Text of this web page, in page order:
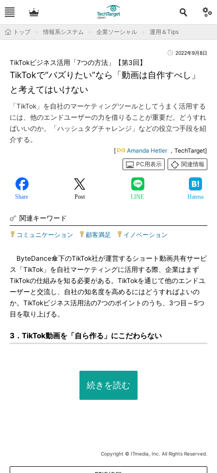
トップ 情報系システム 企業ソーシャル 運用＆Tips
2022年9月8日
TikTokで“バズりたい”なら「動画は自作すべし」
と考えてはいけない
TikTokビジネス活用「7つの方法」【第3回】
「TikTok」を自社のマーケティングツールとしてうまく活用する
には、他のエンドユーザーの力を借りることが重要だ。どうすれ
ばいいのか。「ハッシュタグチャレンジ」などの役立つ手段を紹
介する。
[ Amanda Hetler ，TechTarget]
PC用表示
関連情報
Share Post LINE Hatena
関連キーワード
コミュニケーション 顧客満足 イノベーション
ByteDance傘下のTikTok社が運営するショート動画共有サービ
ス「TikTok」を自社マーケティングに活用する際、企業はまず
TikTokの仕組みを知る必要がある。TikTokを通じて他のエンドユ
ーザーと交流し、自社の知名度を高めるにはどうすればよいの
か。TikTokビジネス活用法の7つのポイントのうち、3つ目～5つ
目を取り上げる。
3．TikTok動画を「自ら作る」にこだわらない
続きを読む
Copyright © ITmedia, Inc. All Rights Reserved.